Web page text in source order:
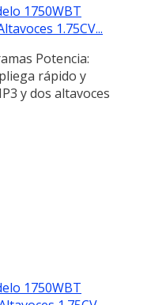
1750WBT
1.75CV...
Potencia:
rápido y
y dos altavoces
1750WBT